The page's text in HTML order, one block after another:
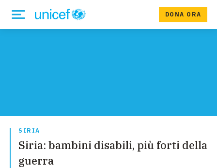
DONA ORA
SIRIA
Siria: bambini disabili, più forti della
guerra